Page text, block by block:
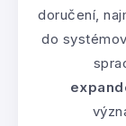
doručení,
do